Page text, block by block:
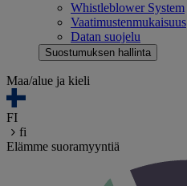
Whistleblower System
Vaatimustenmukaisuus
Datan suojelu
Suostumuksen hallinta
Maa/alue ja kieli
FI
fi
Elämme suoramyyntiä